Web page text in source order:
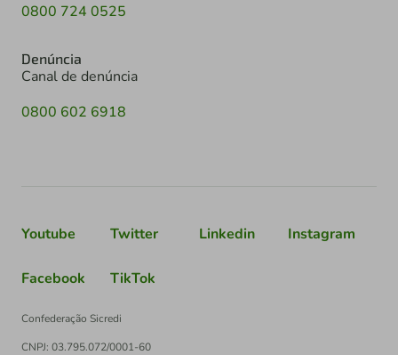
0800 724 0525
Denúncia
Canal de denúncia
0800 602 6918
Youtube Twitter Linkedin Instagram
Facebook TikTok
Confederação Sicredi
CNPJ: 03.795.072/0001-60